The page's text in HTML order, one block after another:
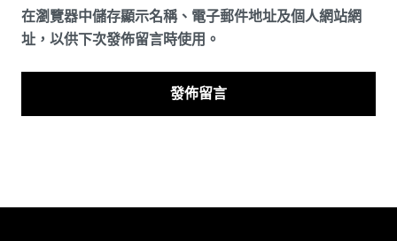
在瀏覽器中儲存顯示名稱、電子郵件地址及個人網站網
址，以供下次發佈留言時使用。